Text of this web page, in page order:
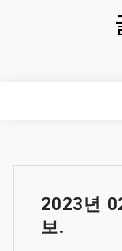
2023년
보.